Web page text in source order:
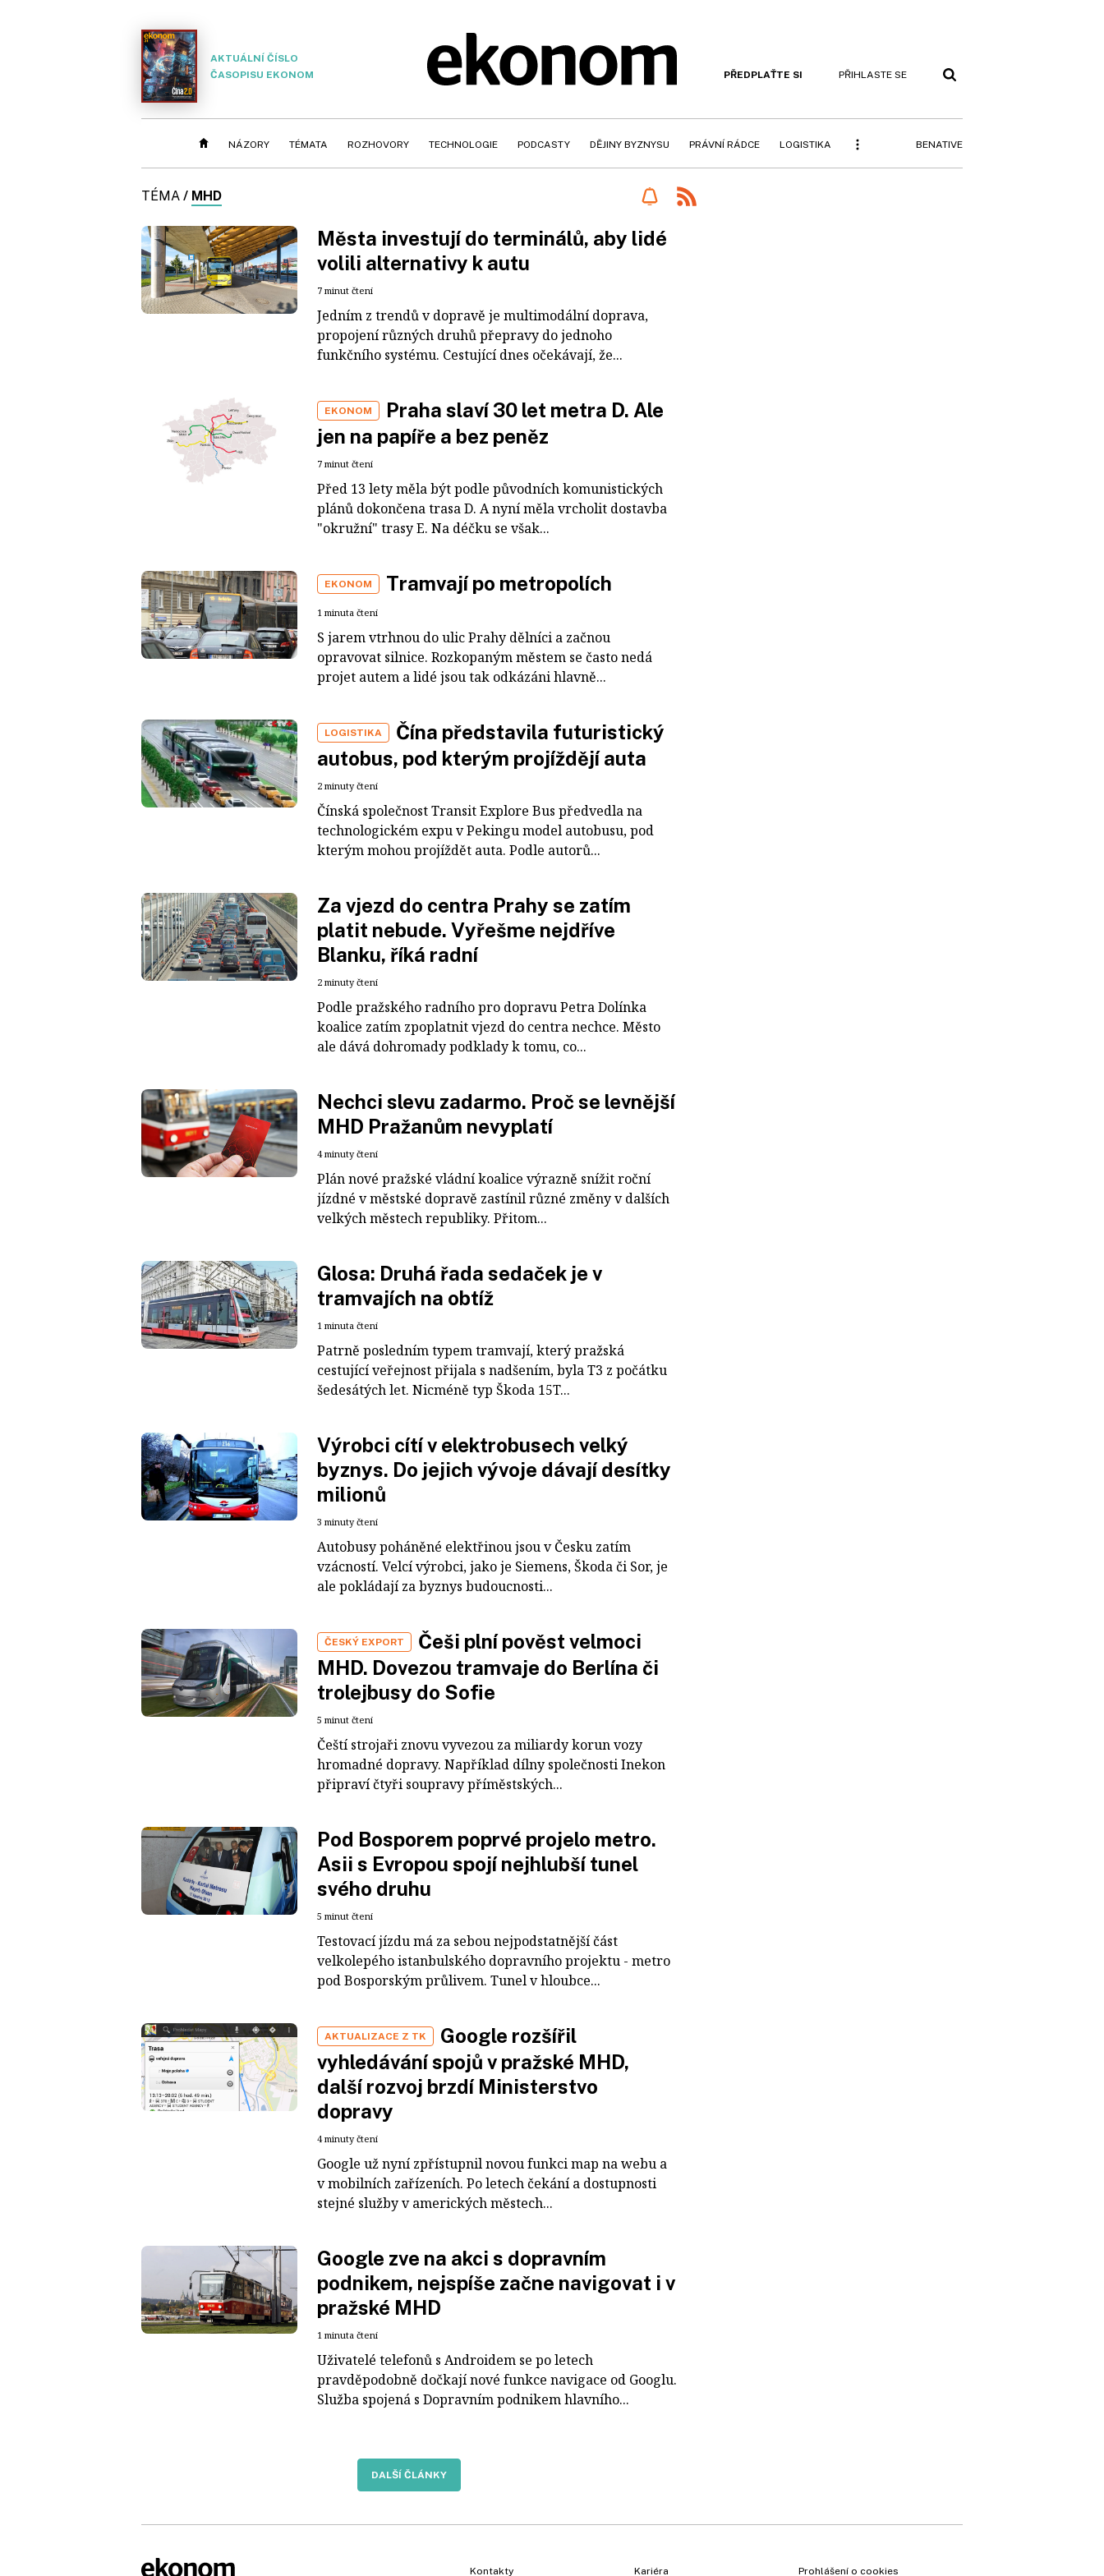
AKTUÁLNÍ ČÍSLO
ČASOPISU EKONOM
PŘEDPLAŤTE SI PŘIHLASTE SE
NÁZORY TÉMATA ROZHOVORY TECHNOLOGIE PODCASTY DĚJINY BYZNYSU PRÁVNÍ RÁDCE LOGISTIKA BENATIVE
TÉMA / MHD
Města investují do terminálů, aby lidé
volili alternativy k autu
7 minut čtení
Jedním z trendů v dopravě je multimodální doprava,
propojení různých druhů přepravy do jednoho
funkčního systému. Cestující dnes očekávají, že...
EKONOM
Praha slaví 30 let metra D. Ale
jen na papíře a bez peněz
7 minut čtení
Před 13 lety měla být podle původních komunistických
plánů dokončena trasa D. A nyní měla vrcholit dostavba
"okružní" trasy E. Na déčku se však...
EKONOM Tramvají po metropolích
1 minuta čtení
S jarem vtrhnou do ulic Prahy dělníci a začnou
opravovat silnice. Rozkopaným městem se často nedá
projet autem a lidé jsou tak odkázáni hlavně...
LOGISTIKA
Čína představila futuristický
autobus, pod kterým projíždějí auta
2 minuty čtení
Čínská společnost Transit Explore Bus předvedla na
technologickém expu v Pekingu model autobusu, pod
kterým mohou projíždět auta. Podle autorů...
Za vjezd do centra Prahy se zatím
platit nebude. Vyřešme nejdříve
Blanku, říká radní
2 minuty čtení
Podle pražského radního pro dopravu Petra Dolínka
koalice zatím zpoplatnit vjezd do centra nechce. Město
ale dává dohromady podklady k tomu, co...
Nechci slevu zadarmo. Proč se levnější
MHD Pražanům nevyplatí
4 minuty čtení
Plán nové pražské vládní koalice výrazně snížit roční
jízdné v městské dopravě zastínil různé změny v dalších
velkých městech republiky. Přitom...
Glosa: Druhá řada sedaček je v
tramvajích na obtíž
1 minuta čtení
Patrně posledním typem tramvají, který pražská
cestující veřejnost přijala s nadšením, byla T3 z počátku
šedesátých let. Nicméně typ Škoda 15T...
Výrobci cítí v elektrobusech velký
byznys. Do jejich vývoje dávají desítky
milionů
3 minuty čtení
Autobusy poháněné elektřinou jsou v Česku zatím
vzácností. Velcí výrobci, jako je Siemens, Škoda či Sor, je
ale pokládají za byznys budoucnosti...
ČESKÝ EXPORT
Češi plní pověst velmoci
MHD. Dovezou tramvaje do Berlína či
trolejbusy do Sofie
5 minut čtení
Čeští strojaři znovu vyvezou za miliardy korun vozy
hromadné dopravy. Například dílny společnosti Inekon
připraví čtyři soupravy příměstských...
Pod Bosporem poprvé projelo metro.
Asii s Evropou spojí nejhlubší tunel
svého druhu
5 minut čtení
Testovací jízdu má za sebou nejpodstatnější část
velkolepého istanbulského dopravního projektu - metro
pod Bosporským průlivem. Tunel v hloubce...
AKTUALIZACE Z TK
Google rozšířil
vyhledávání spojů v pražské MHD,
další rozvoj brzdí Ministerstvo
dopravy
4 minuty čtení
Google už nyní zpřístupnil novou funkci map na webu a
v mobilních zařízeních. Po letech čekání a dostupnosti
stejné služby v amerických městech...
Google zve na akci s dopravním
podnikem, nejspíše začne navigovat i v
pražské MHD
1 minuta čtení
Uživatelé telefonů s Androidem se po letech
pravděpodobně dočkají nové funkce navigace od Googlu.
Služba spojená s Dopravním podnikem hlavního...
DALŠÍ ČLÁNKY
Kontakty Kariéra Prohlášení o cookies